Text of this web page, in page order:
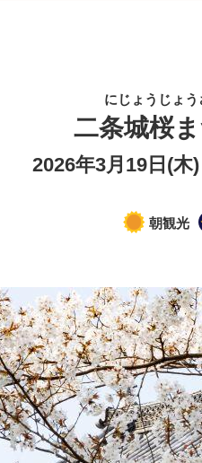
にじょうじょう
二条城桜
2026年3月19日(木)
朝観光